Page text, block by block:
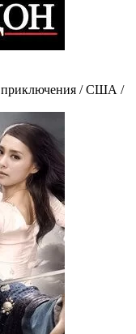
приключения / США /